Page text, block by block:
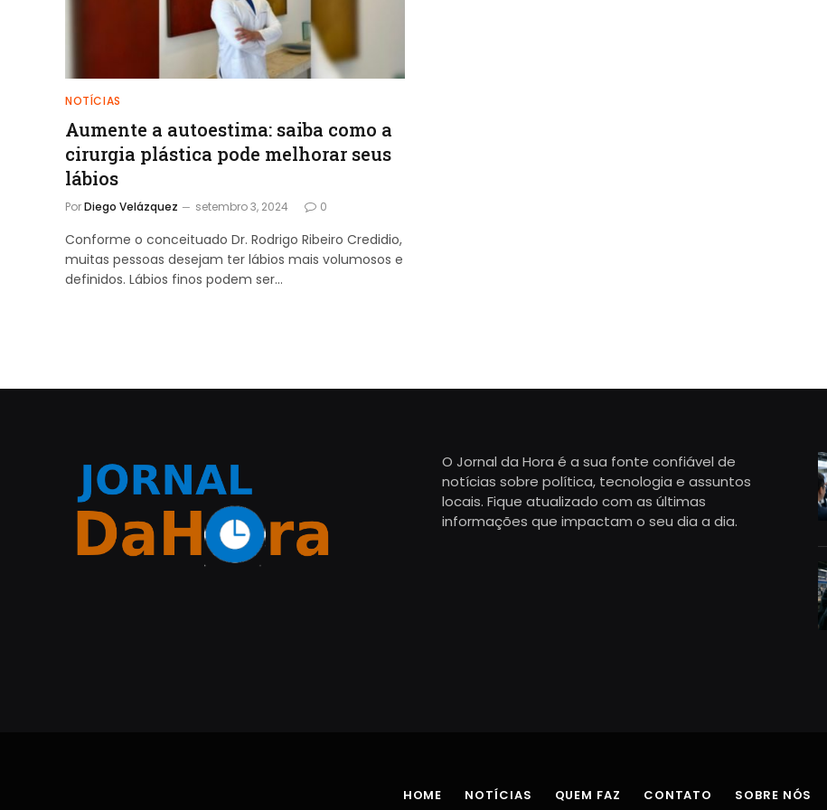
NOTÍCIAS
Aumente a autoestima: saiba como a
cirurgia plástica pode melhorar seus
lábios
PorDiego Velázquez setembro 3, 2024 0
Conforme o conceituado Dr. Rodrigo Ribeiro Credidio,
muitas pessoas desejam ter lábios mais volumosos e
definidos. Lábios finos podem ser…
O Jornal da Hora é a sua fonte confiável de
notícias sobre política, tecnologia e assuntos
locais. Fique atualizado com as últimas
informações que impactam o seu dia a dia.
HOME NOTÍCIAS QUEM FAZ CONTATO SOBRE NÓS